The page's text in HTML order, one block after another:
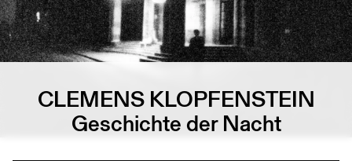
Publications
About
CLEMENS KLOPFENSTEIN
Geschichte der Nacht